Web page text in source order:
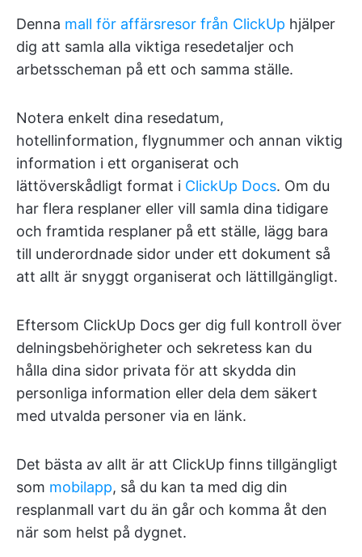
Denna mall för affärsresor från ClickUp hjälper
dig att samla alla viktiga resedetaljer och
arbetsscheman på ett och samma ställe.
Notera enkelt dina resedatum,
hotellinformation, flygnummer och annan viktig
information i ett organiserat och
lättöverskådligt format i ClickUp Docs. Om du
har flera resplaner eller vill samla dina tidigare
och framtida resplaner på ett ställe, lägg bara
till underordnade sidor under ett dokument så
att allt är snyggt organiserat och lättillgängligt.
Eftersom ClickUp Docs ger dig full kontroll över
delningsbehörigheter och sekretess kan du
hålla dina sidor privata för att skydda din
personliga information eller dela dem säkert
med utvalda personer via en länk.
Det bästa av allt är att ClickUp finns tillgängligt
som mobilapp, så du kan ta med dig din
resplanmall vart du än går och komma åt den
när som helst på dygnet.